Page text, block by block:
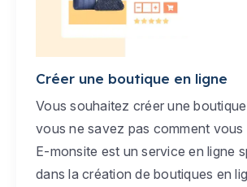
Créer une boutique en ligne
Vous souhaitez créer une
vous ne savez pas comment vous
E-monsite est un service en ligne
dans la création de boutiques en